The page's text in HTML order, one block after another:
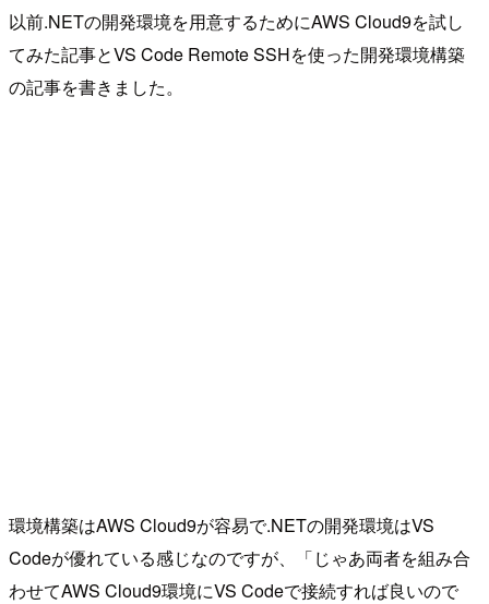
以前.NETの開発環境を用意するためにAWS Cloud9を試し
てみた記事とVS Code Remote SSHを使った開発環境構築
の記事を書きました。
環境構築はAWS Cloud9が容易で.NETの開発環境はVS
Codeが優れている感じなのですが、「じゃあ両者を組み合
わせてAWS Cloud9環境にVS Codeで接続すれば良いので